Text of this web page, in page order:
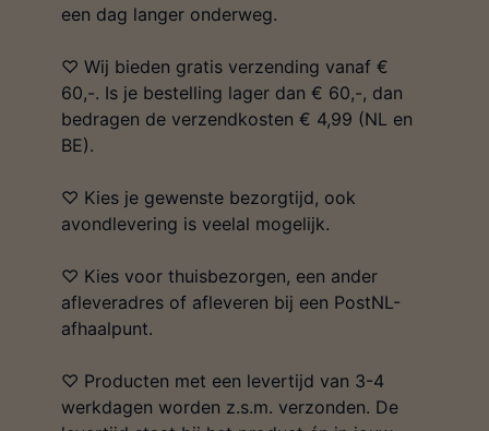
een dag langer onderweg.
♡ Wij bieden gratis verzending vanaf €
60,-. Is je bestelling lager dan € 60,-, dan
bedragen de verzendkosten € 4,99 (NL en
BE).
♡ Kies je gewenste bezorgtijd, ook
avondlevering is veelal mogelijk.
♡ Kies voor thuisbezorgen, een ander
afleveradres of afleveren bij een PostNL-
afhaalpunt.
♡ Producten met een levertijd van 3-4
werkdagen worden z.s.m. verzonden. De